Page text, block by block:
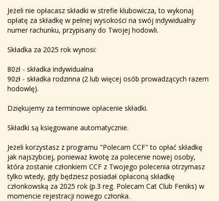
Jeżeli nie opłacasz składki w strefie klubowicza, to wykonaj
opłatę za składkę w pełnej wysokości na swój indywidualny
numer rachunku, przypisany do Twojej hodowli.
Składka za 2025 rok wynosi:
80zł - składka indywidualna
90zł - składka rodzinna (2 lub więcej osób prowadzących razem
hodowlę).
Dziękujemy za terminowe opłacenie składki.
Składki są księgowane automatycznie.
Jeżeli korzystasz z programu "Polecam CCF" to opłać składkę
jak najszybciej, ponieważ kwotę za polecenie nowej osoby,
która zostanie członkiem CCF z Twojego polecenia otrzymasz
tylko wtedy, gdy będziesz posiadał opłaconą składkę
członkowską za 2025 rok (p.3 reg. Polecam Cat Club Feniks) w
momencie rejestracji nowego członka.